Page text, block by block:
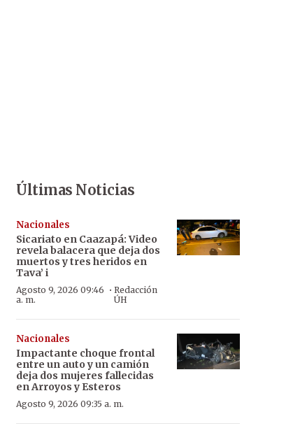
Últimas Noticias
Nacionales
Sicariato en Caazapá: Video
revela balacera que deja dos
muertos y tres heridos en
Tava’ i
Agosto 9, 2026 09:46
a. m.
·Redacción
ÚH
Nacionales
Impactante choque frontal
entre un auto y un camión
deja dos mujeres fallecidas
en Arroyos y Esteros
Agosto 9, 2026 09:35 a. m.